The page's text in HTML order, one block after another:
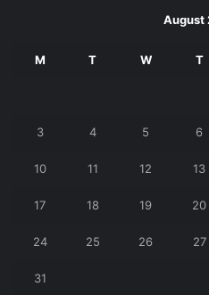
August
M T W T
3 4 5 6
10 11 12 13
17 18 19 20
24 25 26 27
31